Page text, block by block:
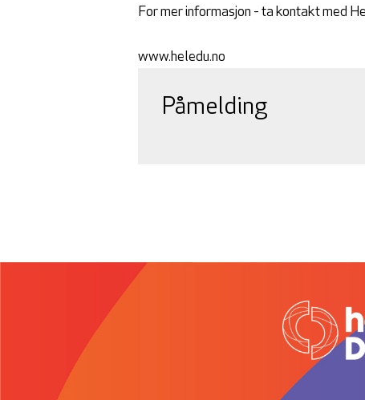
For mer informasjon - ta kontakt med
www.heledu.no
Påmelding